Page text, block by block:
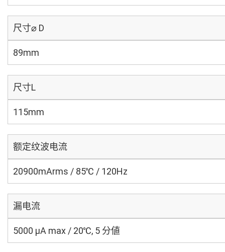
尺寸⌀ D
89mm
尺寸L
115mm
额定纹波电流
20900mArms / 85℃ / 120Hz
漏电流
5000 μA max / 20℃, 5 分値